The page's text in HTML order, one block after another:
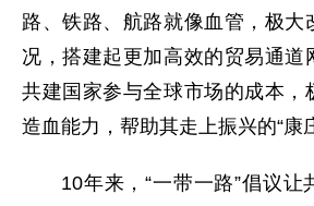
路、铁路、航路就像血管，极大
况，搭建起更加高效的贸易通道
共建国家参与全球市场的成本，
造血能力，帮助其走上振兴的“康
10年来，“一带一路”倡议让